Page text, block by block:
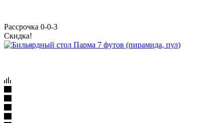
Рассрочка 0-0-3
Скидка!